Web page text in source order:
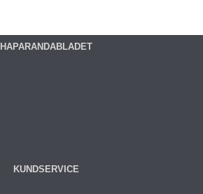
HAPARANDABLADET
KUNDSERVICE